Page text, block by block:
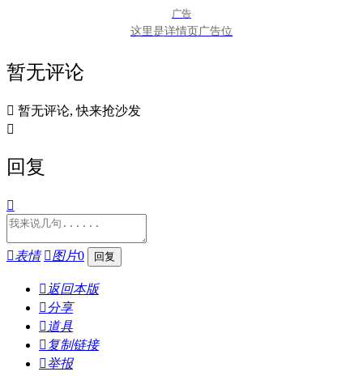
广告
这里是详情页广告位
暂无评论
 暂无评论, 快来抢沙发

回复

表情 图片0
 返回本版
分享
 道具
 复制链接
举报